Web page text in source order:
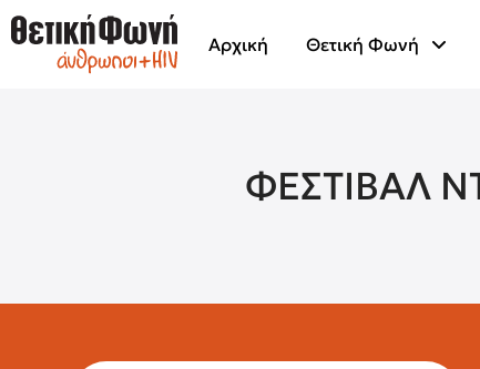
Αρχική Θετική Φωνή
ΦΕΣΤΙΒΑΛ